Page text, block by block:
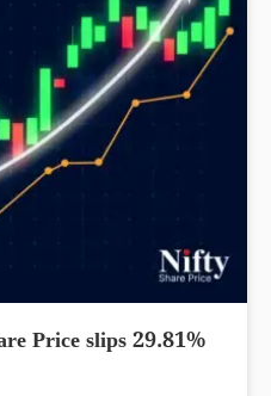
Price slips 29.81%